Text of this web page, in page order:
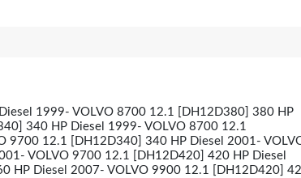
1999- VOLVO 8700 12.1 [DH12D380] 380 HP
340 HP Diesel 1999- VOLVO 8700 12.1
9700 12.1 [DH12D340] 340 HP Diesel 2001-
VOLVO 9700 12.1 [DH12D420] 420 HP Diesel
HP Diesel 2007- VOLVO 9900 12.1 [DH12D420]